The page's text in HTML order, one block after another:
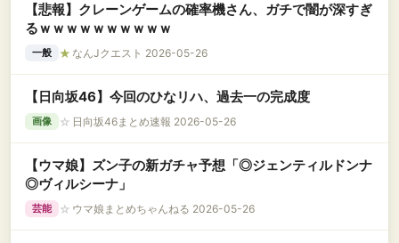
【悲報】クレーンゲームの確率機さん、ガチで闇が深すぎ
るｗｗｗｗｗｗｗｗｗｗ
一般 ★ なんJクエスト 2026-05-26
【日向坂46】今回のひなリハ、過去一の完成度
画像 ☆ 日向坂46まとめ速報 2026-05-26
【ウマ娘】ズン子の新ガチャ予想「◎ジェンティルドンナ
◎ヴィルシーナ」
芸能 ☆ ウマ娘まとめちゃんねる 2026-05-26